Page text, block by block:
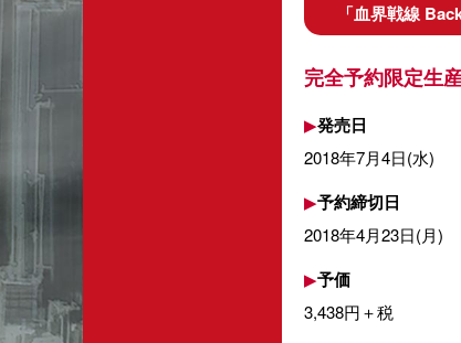
「血界戦線
完全予約限定生
▶発売日
2018年7月4日(水)
▶予約締切日
2018年4月23日(月)
▶予価
3,438円＋税